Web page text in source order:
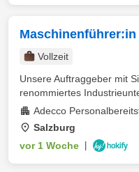
Maschinenführer:in
Vollzeit
Unsere Auftraggeber mit
renommiertes
Adecco
Salzburg
vor 1 Woche